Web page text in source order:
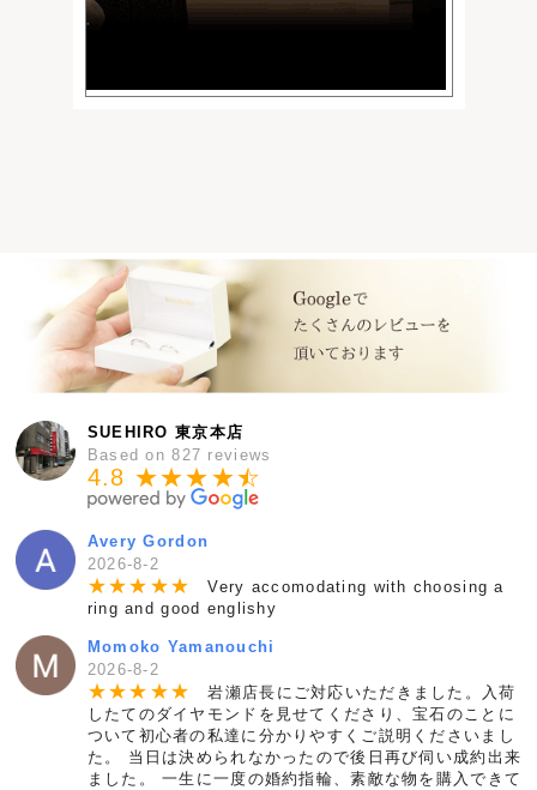
SUEHIRO 東京本店
Based on 827 reviews
4.8 ★★★★★
☆
Avery Gordon
2026-8-2
★★★ ★★
Very accomodating with choosing a
ring and good englishy
Momoko Yamanouchi
2026-8-2
★★★ ★★
岩瀬店長にご対応いただきました。入荷
したてのダイヤモンドを見せてくださり、宝石のことに
ついて初心者の私達に分かりやすくご説明くださいまし
た。 当日は決められなかったので後日再び伺い成約出来
ました。 一生に一度の婚約指輪、素敵な物を購入できて